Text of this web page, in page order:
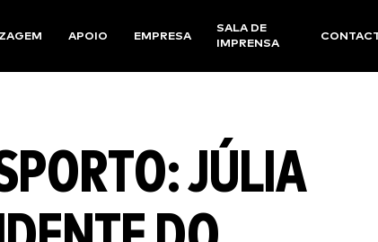
APOIO EMPRESA
SALA DE
IMPRENSA
JÚLIA